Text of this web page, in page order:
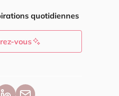
quotidiennes
vous